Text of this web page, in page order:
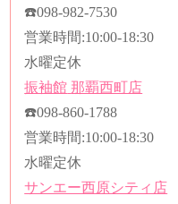
☎️098-982-7530
営業時間:10:00-18:30
水曜定休
振袖館 那覇西町店
☎️098-860-1788
営業時間:10:00-18:30
水曜定休
サンエー西原シティ店